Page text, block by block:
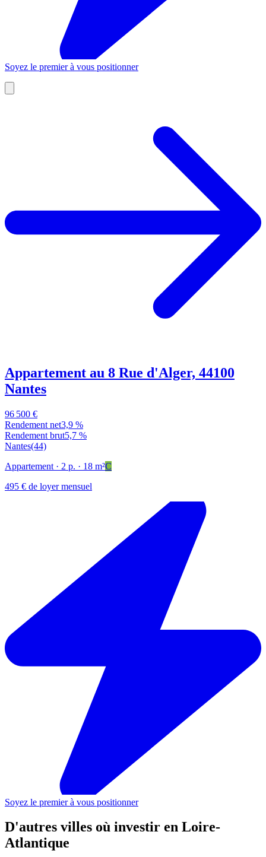
Soyez le premier à vous positionner
Appartement au 8 Rue d'Alger, 44100
Nantes
96 500 €
Rendement net3,9 %
Rendement brut5,7 %
Nantes(44)
Appartement · 2 p. · 18 m²C
495 € de loyer mensuel
Soyez le premier à vous positionner
D'autres villes où investir en Loire-
Atlantique